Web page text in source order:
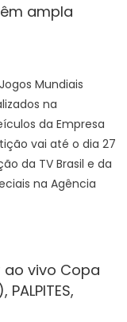
ampla
Mundiais
na
da Empresa
vai até o dia 27
da TV Brasil e da
na Agência
ao vivo Copa